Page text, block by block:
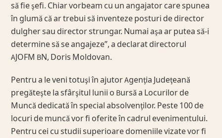
să fie şefi. Chiar vorbeam cu un angajator care spunea
în glumă că ar trebui să inventeze posturi de director
dulgher sau director strungar. Numai aşa ar putea să-i
determine să se angajeze”, a declarat directorul
AJOFM BN, Doris Moldovan.
Pentru a le veni totuşi în ajutor Agenţia Judeţeană
pregăteşte la sfârşitul lunii o Bursă a Locurilor de
Muncă dedicată în special absolvenţilor. Peste 100 de
locuri de muncă vor fi oferite în cadrul evenimentului.
Pentru cei cu studii superioare domeniile vizate vor fi